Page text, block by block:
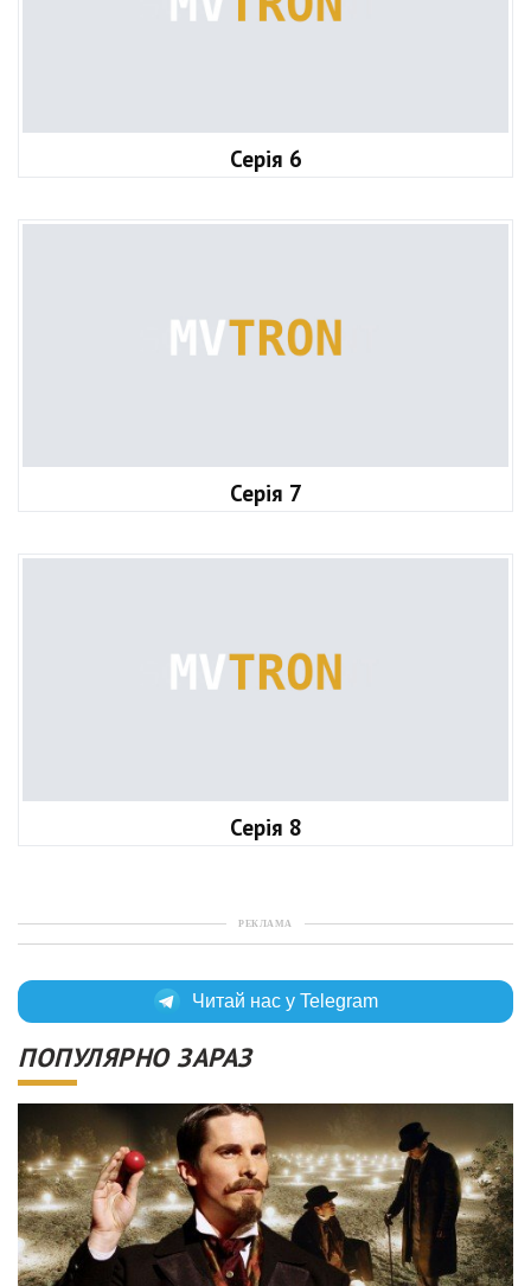
Серія 6
Серія 7
Серія 8
РЕКЛАМА
Читай нас у Telegram
ПОПУЛЯРНО ЗАРАЗ